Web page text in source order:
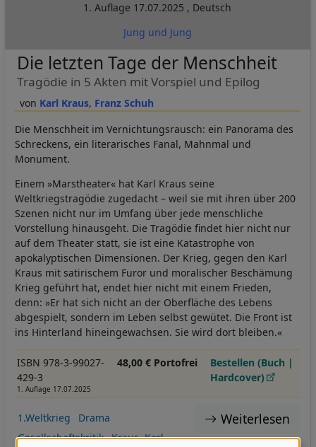
1. Auflage 17.07.2025 , Deutsch
Jung und Jung
Karl Kraus Franz Schuh
Die letzten Tage der Menschheit
Tragödie in 5 Akten mit Vorspiel und Epilog
Die Menschheit im Vernichtungsrausch: ein Panorama des
Schreckens, ein literarisches Fanal, Mahnmal und
Monument.
Einem »Marstheater« hat Karl Kraus seine
Weltkriegstragödie zugedacht – weil sie mit ihren über 200
Szenen nicht nur im Umfang über jede menschliche
Vorstellung hinausgeht. Die Tragödie findet hier nicht nur
auf dem Theater statt, sie ist eine Katastrophe von
apokalyptischen Dimensionen. Der Krieg, gegen den Karl
Kraus mit satirischem Furor und moralischer Beschämung
Krieg geführt hat, endet hier nicht mit einem Frieden,
denn: »Er hat sich nicht an der Oberfläche des Lebens
abgespielt, sondern im Leben selbst gewütet. Die Front ist
ins Hinterland hineingewachsen. Sie wird dort bleiben.«
ISBN 978-3-99027-
429-3
1. Auflage 17.07.2025
48,00 € Portofrei
Bestellen (Buch |
Hardcover)
Weiterlesen
1.Weltkrieg
Drama
Gesellschaftskritik Kraus, Karl